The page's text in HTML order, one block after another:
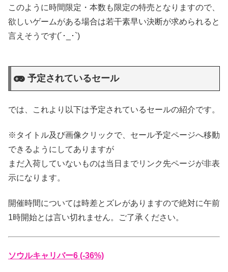
このように時間限定・本数も限定の特売となりますので、
欲しいゲームがある場合は若干素早い決断が求められると
言えそうです(´･_･`)
予定されているセール
では、これより以下は予定されているセールの紹介です。
※タイトル及び画像クリックで、セール予定ページへ移動
できるようにしてありますが
まだ入荷していないものは当日までリンク先ページが非表
示になります。
開催時間については時差とズレがありますので絶対に午前
1時開始とは言い切れません。ご了承ください。
ソウルキャリバー6 (-36%)